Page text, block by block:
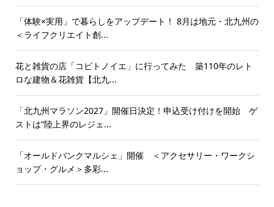
「体験×実用」で暮らしをアップデート！ 8月は地元・北九州の
＜ライフクリエイト創...
花と雑貨の店「コビトノイエ」に行ってみた 築110年のレト
ロな建物＆花雑貨【北九...
「北九州マラソン2027」開催日決定！申込受け付けを開始 ゲ
ストは“陸上界のレジェ...
「オールドバンクマルシェ」開催 ＜アクセサリー・ワークシ
ョップ・グルメ＞多彩...